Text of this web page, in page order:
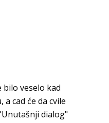
bilo veselo kad
cad će da cvile
dialog"